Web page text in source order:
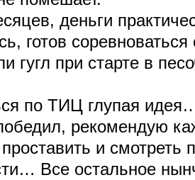
деньги
готов
гугл при старте в
по ТИЦ глупая
рекомендую
и смотреть
Все остальное